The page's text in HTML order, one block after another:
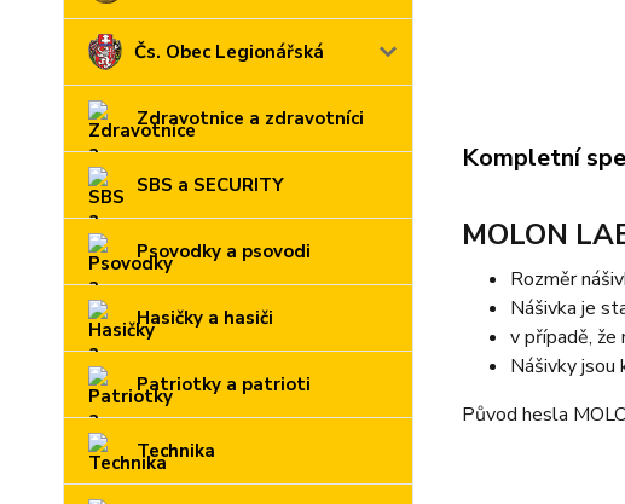
Čs. Obec Legionářská
Zdravotnice a zdravotníci
SBS a SECURITY
Psovodky a psovodi
Hasičky a hasiči
Patriotky a patrioti
Technika
Kompletní
MOLON
Rozměr
Nášivka je
v případě, že
Nášivky jsou
Původ hesla